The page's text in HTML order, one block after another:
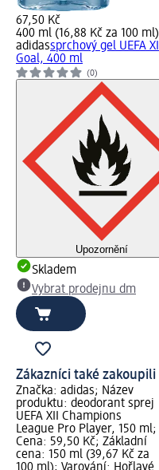
67,50 Kč
400 ml (16,88 Kč za 100 ml)
adidassprchový gel UEFA XI
Goal, 400 ml
(0)
Upozornění
Skladem
Vybrat prodejnu dm
Zákazníci také zakoupili
Značka: adidas; Název
produktu: deodorant sprej
UEFA XII Champions
League Pro Player, 150 ml;
Cena: 59,50 Kč; Základní
cena: 150 ml (39,67 Kč za